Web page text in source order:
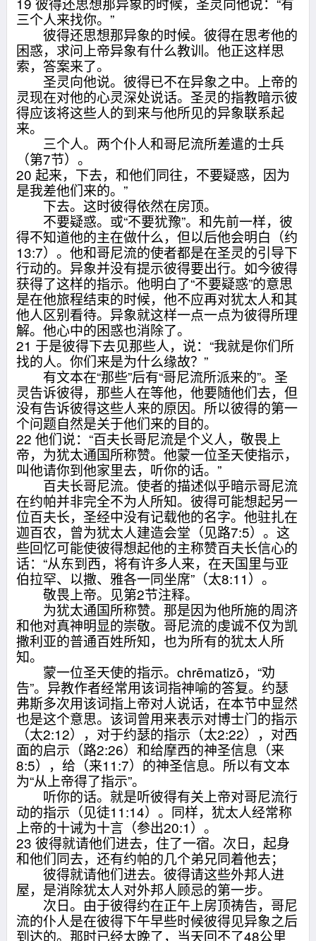
三个人来找你。”
彼得还思想那异象的时候。彼得在思考他的
困惑，求问上帝异象有什么教训。他正这样思
索，答案来了。
圣灵向他说。彼得已不在异象之中。上帝的
灵现在对他的心灵深处说话。圣灵的指教暗示彼
得应该将这些人的到来与他所见的异象联系起
来。
三个人。两个仆人和哥尼流所差遣的士兵
（第7节）。
20 起来，下去，和他们同往，不要疑惑，因为
是我差他们来的。”
下去。这时彼得依然在房顶。
不要疑惑。或“不要犹豫”。和先前一样，彼
得不知道他的主在做什么，但以后他会明白（约
13:7）。他和哥尼流的使者都是在圣灵的引导下
行动的。异象并没有提示彼得要出行。如今彼得
获得了这样的指示。他明白了“不要疑惑”的意思
是在他旅程结束的时候，他不应再对犹太人和其
他人区别看待。异象就这样一点一点为彼得所理
解。他心中的困惑也消除了。
21 于是彼得下去见那些人，说：“我就是你们所
找的人。你们来是为什么缘故？”
有文本在“那些”后有“哥尼流所派来的”。圣
灵告诉彼得，那些人在等他，他要随他们去，但
没有告诉彼得这些人来的原因。所以彼得的第一
个问题自然是关于他们来的目的。
22 他们说：“百夫长哥尼流是个义人，敬畏上
帝，为犹太通国所称赞。他蒙一位圣天使指示，
叫他请你到他家里去，听你的话。”
百夫长哥尼流。使者的描述似乎暗示哥尼流
在约帕并非完全不为人所知。彼得可能想起另一
位百夫长，圣经中没有记载他的名字。他驻扎在
迦百农，曾为犹太人建造会堂（见路7:5）。这
些回忆可能使彼得想起他的主称赞百夫长信心的
话：“从东到西，将有许多人来，在天国里与亚
伯拉罕、以撒、雅各一同坐席”（太8:11）。
敬畏上帝。见第2节注释。
为犹太通国所称赞。那是因为他所施的周济
和他对真神明显的崇敬。哥尼流的虔诚不仅为凯
撒利亚的普通百姓所知，也为所有的犹太人所
知。
蒙一位圣天使的指示。chrēmatizō，“劝
告”。异教作者经常用该词指神喻的答复。约瑟
弗斯多次用该词指上帝对人说话，在本节中显然
也是这个意思。该词曾用来表示对博士门的指示
（太2:12），对于约瑟的指示（太2:22），对西
面的启示（路2:26）和给摩西的神圣信息（来
8:5），给（来11:7）的神圣信息。所以有文本
为“从上帝得了指示”。
听你的话。就是听彼得有关上帝对哥尼流行
动的指示（见徒11:14）。同样，犹太人经常称
上帝的十诫为十言（参出20:1）。
23 彼得就请他们进去，住了一宿。次日，起身
和他们同去，还有约帕的几个弟兄同着他去；
彼得就请他们进去。彼得请这些外邦人进
屋，是消除犹太人对外邦人顾忌的第一步。
次日。由于彼得约在正午上房顶祷告，哥尼
流的仆人是在彼得下午早些时候彼得见异象之后
到达的。那时已经太晚了，当天回不了48公里